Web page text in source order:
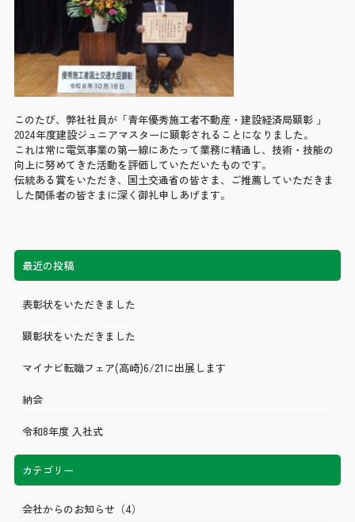
お知らせ
News
お問い合わせ
このたび、弊社社員が「青年優秀施工者不動産・建設経済局顕彰 」
2024年度建設ジュニアマスターに顕彰されることになりました。
これは常に電気事業の第一線にあたって業務に精通し、技術・技能の
向上に努めてきた活動を評価していただいたものです。
伝統ある賞をいただき、国土交通省の皆さま、ご推薦していただきま
した関係者の皆さまに深く御礼申しあげます。
最近の投稿
表彰状をいただきました
顕彰状をいただきました
マイナビ転職フェア(高崎)6/21に出展します
納会
令和8年度 入社式
カテゴリー
会社からのお知らせ （4）